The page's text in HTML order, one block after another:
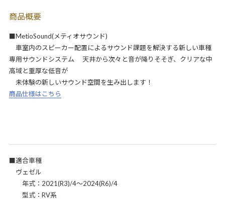
商品概要
■MetioSound(メティオサウンド)
車室内のスピーカー配置によるサウンド課題を解決する新しい車種
専用サウンドシステム 天井から次々と音が降りそそぎ、クリアな中
高域と重厚な低音が
未体験の新しいサウンド空間を生み出します！
商品仕様はこちら
■適合車種
ヴェゼル
年式：2021(R3)/4～2024(R6)/4
型式：RV系